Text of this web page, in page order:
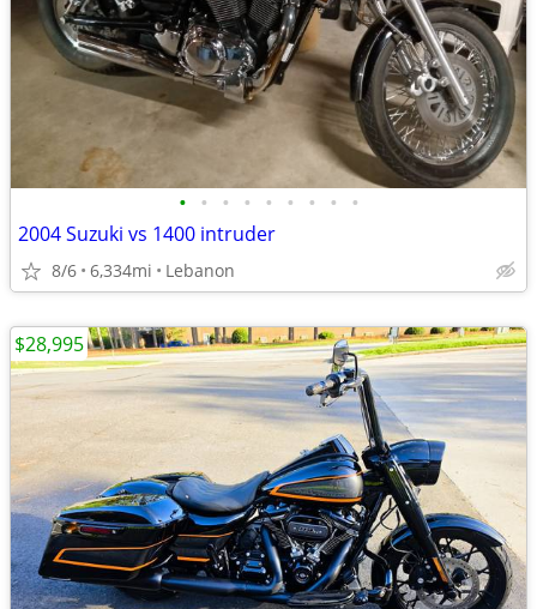
• • • • • • • • •
2004 Suzuki vs 1400 intruder
8/6 6,334mi Lebanon
$28,995